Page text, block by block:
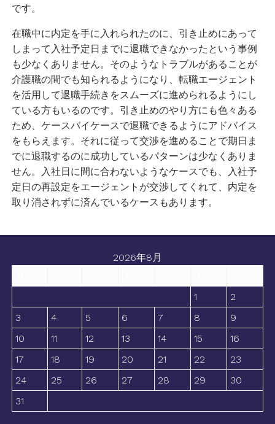
です。
在職中に内定を手に入れられたのに、引き止めにあって
しまって入社予定日までに退職できなかったという事例
も少なくありません。そのようなトラブルがあることが
介護職の間でも知られるようになり、転職エージェント
を活用して退職手続きをスムーズに進められるようにし
ている方もいるのです。引き止めのやり方にも色々ある
ため、ケースバイケースで退職できるようにアドバイス
をもらえます。それに従って交渉を進めることで期日ま
でに退職するのに成功しているパターンは少なくありま
せん。入社日に間に合わないようなケースでも、入社予
定日の再設定をエージェントが交渉してくれて、内定を
取り消されずに済んでいるケースもあります。
2026年8月
1
2
3
4 5 6 7 8
9
10
11 12 13 14 15
16
17
18 19 20 21 22
23
24
25 26 27 28 29
30
31